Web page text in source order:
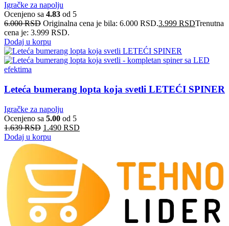
Igračke za napolju
Ocenjeno sa 4.83 od 5
6.000RSD Originalna cena je bila: 6.000 RSD.3.999 RSDTrenutna
cena je: 3.999 RSD.
Dodaj u korpu
Leteća bumerang lopta koja svetli LETEĆI SPINER
Igračke za napolju
Ocenjeno sa 5.00 od 5
1.639RSD 1.490 RSD
Dodaj u korpu